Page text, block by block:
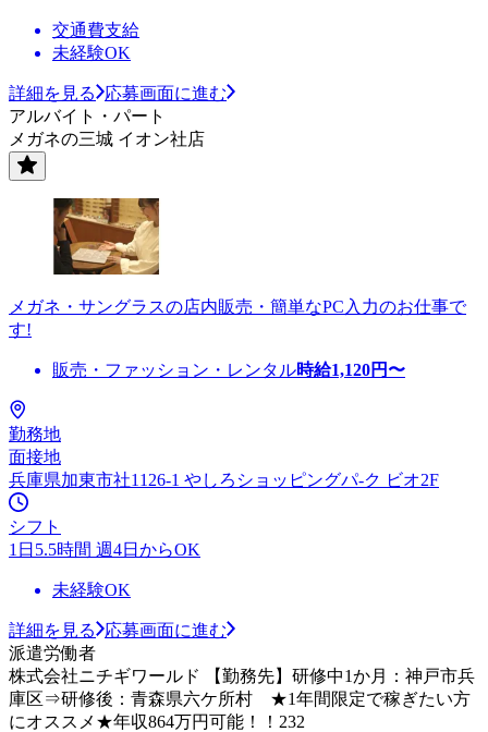
交通費支給
未経験OK
詳細を見る
応募画面に進む
アルバイト・パート
メガネの三城 イオン社店
メガネ・サングラスの店内販売・簡単なPC入力のお仕事で
す!
販売・ファッション・レンタル時給1,120円〜
勤務地
面接地
兵庫県加東市社1126-1 やしろショッピングパ-ク ビオ2F
シフト
1日5.5時間 週4日からOK
未経験OK
詳細を見る
応募画面に進む
派遣労働者
株式会社ニチギワールド 【勤務先】研修中1か月：神戸市兵
庫区⇒研修後：青森県六ケ所村 ★1年間限定で稼ぎたい方
にオススメ★年収864万円可能！！232